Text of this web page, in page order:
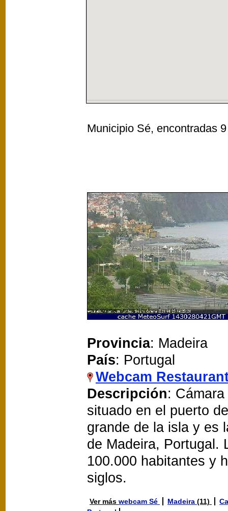
Municipio Sé, encontradas
Provincia: Madeira
País: Portugal
Webcam
Descripción:
situado en el puerto
grande de la isla y es
de Madeira, Portugal.
100.000 habitantes y
siglos.
Ver más webcam Sé Madeira (11)